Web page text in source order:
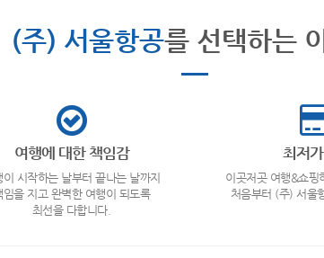
(주) 서울항공를 선택하는
여행에 대한 책임감
이 시작하는 날부터 끝나는 날까지
임을 지고 완벽한 여행이 되도록
최선을 다합니다.
최저
이곳저곳 여행&쇼핑
처음부터 (주) 서울